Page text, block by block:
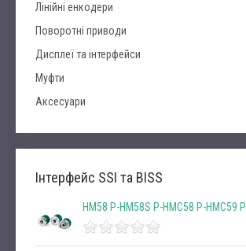
Лінійні енкодери
Поворотні приводи
Дисплеї та інтерфейси
Муфти
Аксесуари
Інтерфейс SSI та BISS
HM58 P-HM58S P-HMC58 P-HMC59 P